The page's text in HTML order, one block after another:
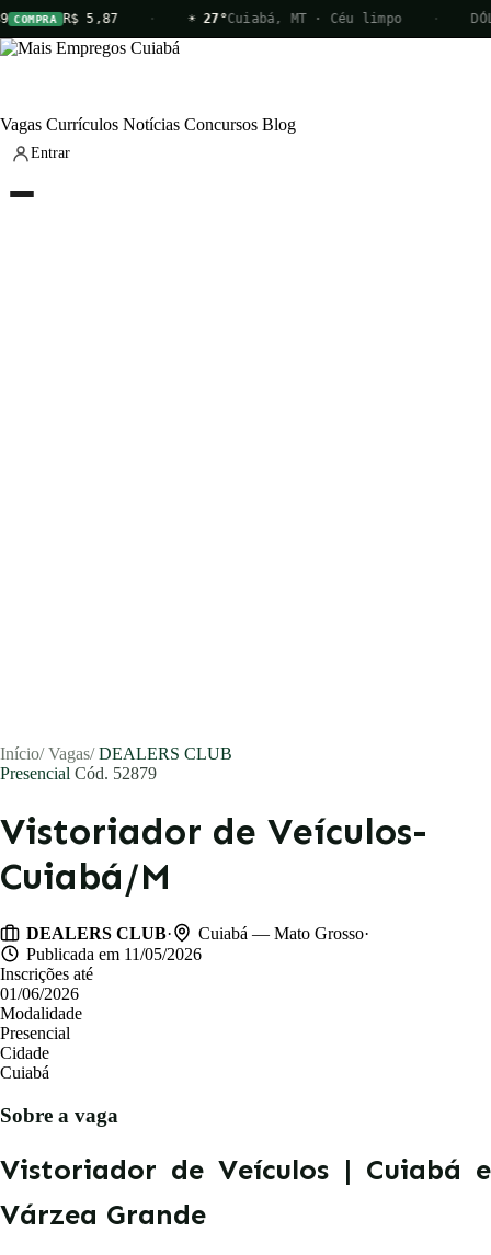
COMPRA R$ 5,87 ☀ 27°Cuiabá, MT · Céu limpo
Vagas Currículos Notícias Concursos Blog
Entrar
Vagas
Currículos
Notícias
Concursos
Blog
Entrar
Publicar vaga
Início/ Vagas/ DEALERS CLUB
Presencial Cód. 52879
Vistoriador de Veículos-
Cuiabá/M
DEALERS CLUB· Cuiabá — Mato Grosso·
Publicada em 11/05/2026
Inscrições até
01/06/2026
Modalidade
Presencial
Cidade
Cuiabá
Sobre a vaga
Vistoriador de Veículos | Cuiabá e
Várzea Grande